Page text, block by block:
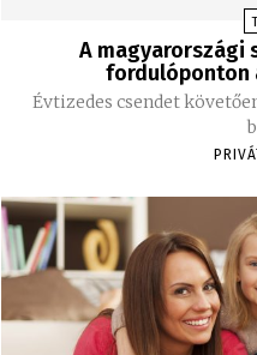
A magyarországi
fordulóponton
Évtizedes csendet